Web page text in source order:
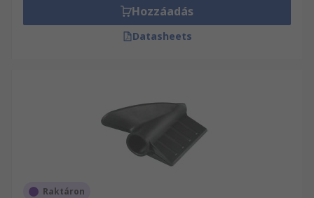
Hozzáadás
Datasheets
Raktáron